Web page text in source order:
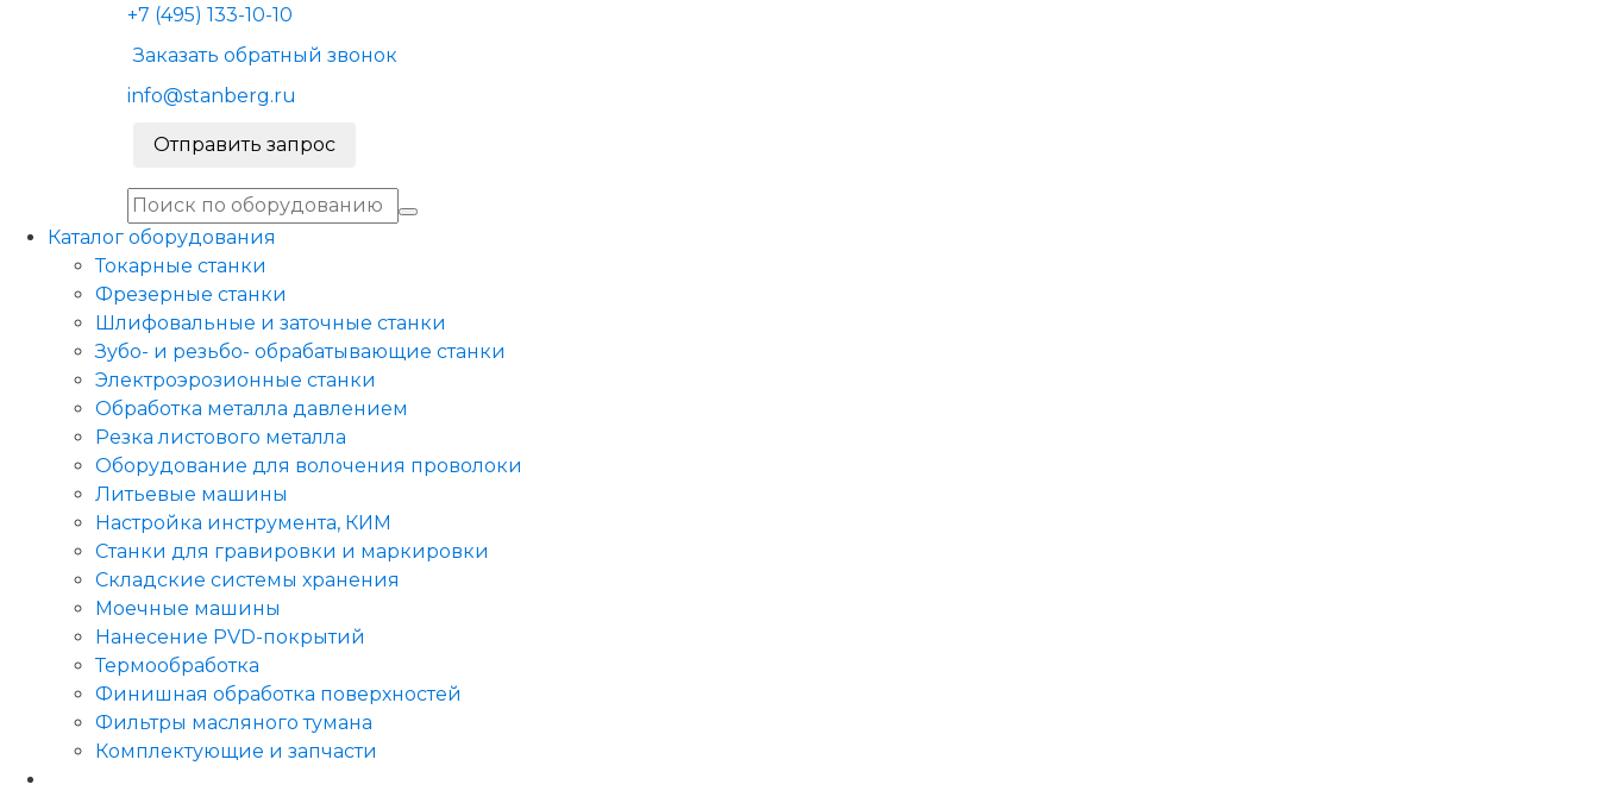
+7 (495) 133-10-10
Заказать обратный звонок
info@stanberg.ru
Отправить запрос
Каталог оборудования
Токарные станки
Фрезерные станки
Шлифовальные и заточные станки
Зубо- и резьбо- обрабатывающие станки
Электроэрозионные станки
Обработка металла давлением
Резка листового металла
Оборудование для волочения проволоки
Литьевые машины
Настройка инструмента, КИМ
Станки для гравировки и маркировки
Складские системы хранения
Моечные машины
Нанесение PVD-покрытий
Термообработка
Финишная обработка поверхностей
Фильтры масляного тумана
Комплектующие и запчасти